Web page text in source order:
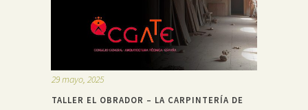
29 mayo, 2025
TALLER EL OBRADOR – LA CARPINTERÍA DE